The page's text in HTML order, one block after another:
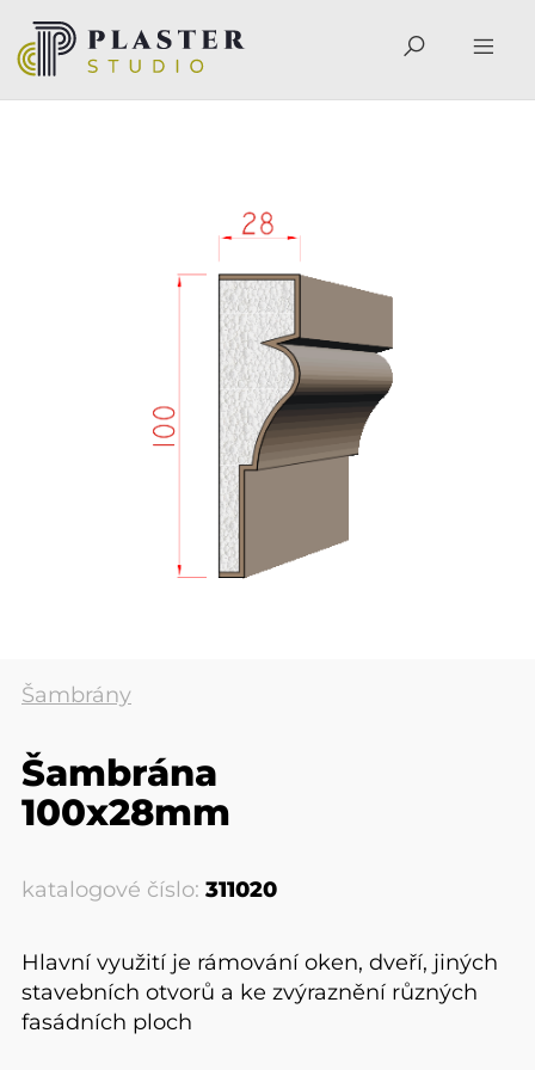
Šambrány
Šambrána
100x28mm
katalogové číslo: 311020
Hlavní využití je rámování oken, dveří, jiných
stavebních otvorů a ke zvýraznění různých
fasádních ploch